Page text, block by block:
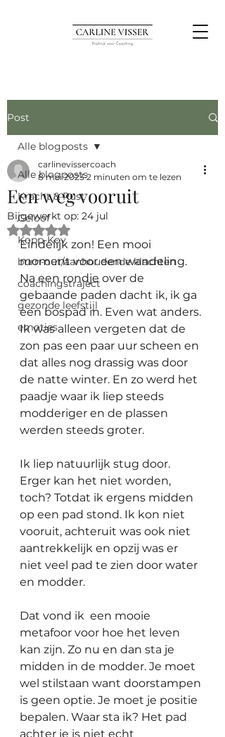
Post
Alle blogposts
Kracht & Rust
Geloof
Kopp-Kov
burn-out/aanhoudende klachten
coachingstraject
gezonde leefstijl
emoties
Alle blogposts
Een weg vooruit
carlinevissercoach
8 mei 2023 2 minuten om te lezen
Bijgewerkt op: 24 jul
Beoordeeld met NaN uit 5 sterren.
Eindelijk zon! Een mooi
moment voor een wandeling.
Na een rondje over de
gebaande paden dacht ik, ik ga
een bospad in. Even wat anders.
Ik was alleen vergeten dat de
zon pas een paar uur scheen en
dat alles nog drassig was door
de natte winter. En zo werd het
paadje waar ik liep steeds
modderiger en de plassen
werden steeds groter.
Ik liep natuurlijk stug door.
Erger kan het niet worden,
toch? Totdat ik ergens midden
op een pad stond. Ik kon niet
vooruit, achteruit was ook niet
aantrekkelijk en opzij was er
niet veel pad te zien door water
en modder.
Dat vond ik  een mooie
metafoor voor hoe het leven
kan zijn. Zo nu en dan sta je
midden in de modder. Je moet
wel stilstaan want doorstampen
is geen optie. Je moet je positie
bepalen. Waar sta ik? Het pad
achter je is niet echt